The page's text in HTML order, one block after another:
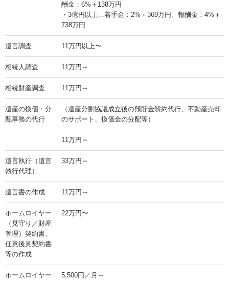
酬金：6%＋138万円
・3億円以上...着手金：2%＋369万円、報酬金：4%＋
738万円
遺言調査 11万円以上〜
相続人調査 11万円～
相続財産調査 11万円～
遺産の換価・分
配事務の代行
（遺産分割協議成立後の預貯金解約代行、不動産売却
のサポート、換価金の分配等）
11万円～
遺言執行（遺言
執行代理）
33万円～
遺言書の作成 11万円～
ホームロイヤー
（見守り／財産
管理）契約書、
任意後見契約書
等の作成
22万円〜
ホームロイヤー
5,500円／月～